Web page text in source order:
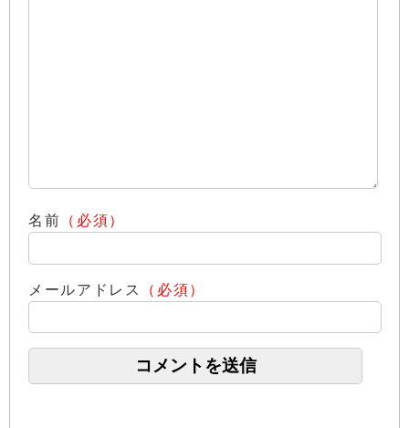
名前 （必須）
メールアドレス （必須）